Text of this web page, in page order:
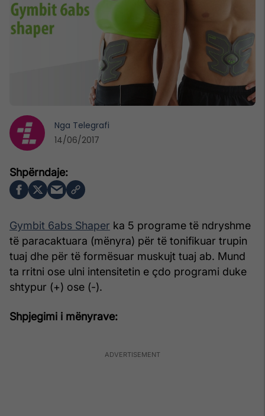
Gymbit 6abs Shaper ka 5 programe të ndryshme
të paracaktuara (mënyra) për të tonifikuar trupin
tuaj dhe për të formësuar muskujt tuaj ab. Mund
ta rritni ose ulni intensitetin e çdo programi duke
shtypur (+) ose (-).
Shpjegimi i mënyrave:
Nga Telegrafi
14/06/2017